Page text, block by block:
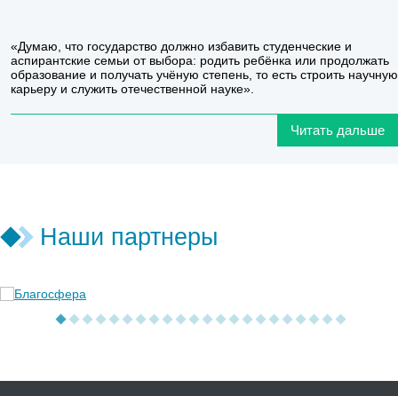
«Думаю, что государство должно избавить студенческие и
аспирантские семьи от выбора: родить ребёнка или продолжать
образование и получать учёную степень, то есть строить научную
карьеру и служить отечественной науке».
Читать дальше
Наши партнеры